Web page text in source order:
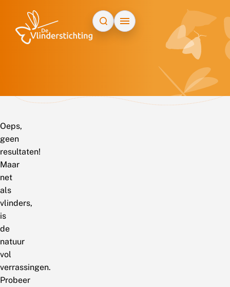
Oeps,
geen
resultaten!
Maar
net
als
vlinders,
is
de
natuur
vol
verrassingen.
Probeer